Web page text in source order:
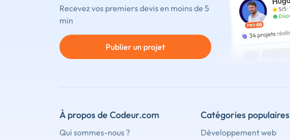
Recevez vos premiers devis en moins de 5
min
Publier un projet
À propos de Codeur.com
Qui sommes-nous ?
Catégories populaires
Développement web